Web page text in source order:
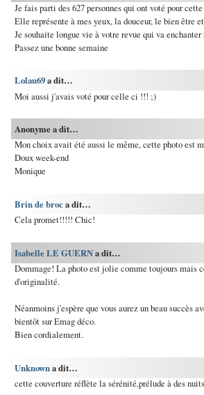
Je fais parti des 627 personnes qui ont voté pour
Elle représente à mes yeux, la douceur, le bien être
Je souhaite longue vie à votre revue qui va enchanter
Passez une bonne semaine
Lolau69a dit…
Moi aussi j'avais voté pour celle ci !!! ;)
Anonyme a dit…
Mon choix avait été aussi le même, cette photo est
Doux week-end
Monique
Brin de broca dit…
Cela promet!!!!! Chic!
Isabelle LE GUERNa dit…
Dommage! La photo est jolie comme toujours mais
d'originalité.
Néanmoins j'espère que vous aurez un beau succès
bientôt sur Emag déco.
Bien cordialement.
Unknowna dit…
cette couverture réflète la sérénité,prélude à des